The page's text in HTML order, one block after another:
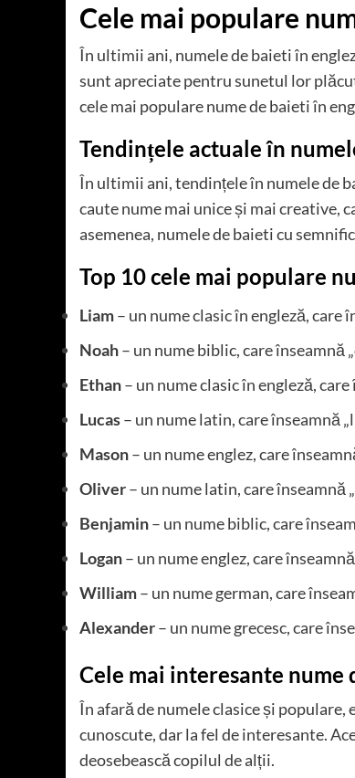
Cele mai populare
În ultimii ani, numele de baieti în
sunt apreciate pentru sunetul lor
cele mai populare nume de baieti în
Tendințele actuale în
În ultimii ani, tendințele în numele de
caute nume mai unice și mai creative,
asemenea, numele de baieti cu
Top 10 cele mai populare
Liam– un nume clasic în engleză, care
Noah– un nume biblic, care înseamnă
Ethan– un nume clasic în engleză,
Lucas– un nume latin, care înseamnă
Mason– un nume englez, care
Oliver– un nume latin, care înseamnă
Benjamin– un nume biblic, care
Logan– un nume englez, care
William– un nume german, care
Alexander– un nume grecesc, care
Cele mai interesante nume
În afară de numele clasice și
cunoscute, dar la fel de interesante.
deosebească copilul de alții.